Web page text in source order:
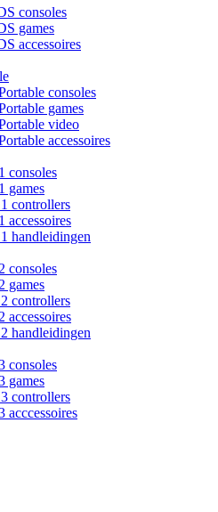
consoles
games
accessoires
consoles
games
video
accessoires
consoles
games
controllers
accessoires
handleidingen
consoles
games
controllers
accessoires
handleidingen
consoles
games
controllers
acccessoires